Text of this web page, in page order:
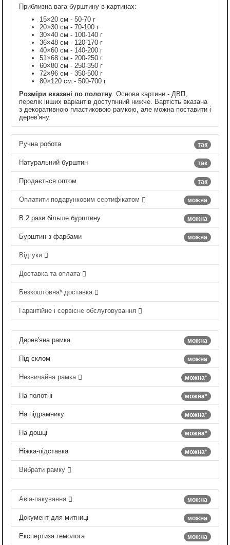
Приблизна вага бурштину в картинах:
15×20 см - 50-70 г
20×30 см - 70-100 г
30×40 см - 100-140 г
36×48 см - 120-170 г
40×60 см - 140-200 г
51×68 см - 200-250 г
60×80 см - 250-350 г
72×96 см - 350-500 г
80×120 см - 500-700 г
Розміри вказані по полотну. Основа картини - ДВП,
перелік інших варіантів доступнний нижче. Вартість вказана
з декоративною пластиковою рамкою, але можна поставити і
дерев'яну.
так
Ручна робота
так
Натуральний бурштин
так
Продається оптом
можна
Оплатити подарунковим сертифікатом
можна
В 2 рази більше бурштину
можна
Бурштин з фарбами
Відгуки
Доставка та оплата
Безкоштовна* доставка
Гарантійне і сервісне обслуговування
можна
Дерев'яна рамка
можна
Під склом
можна*
Незвичайна рамка
можна*
На полотні
можна*
На підрамнику
можна*
На дошці
можна*
Ніжка-підставка
Вибрати рамку
можна
Авіа-пакування
можна
Документ для митниці
можна
Експертиза гемолога